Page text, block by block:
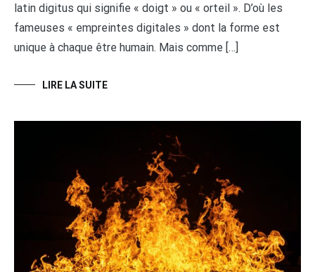
latin digitus qui signifie « doigt » ou « orteil ». D’où les
fameuses « empreintes digitales » dont la forme est
unique à chaque être humain. Mais comme […]
LIRE LA SUITE